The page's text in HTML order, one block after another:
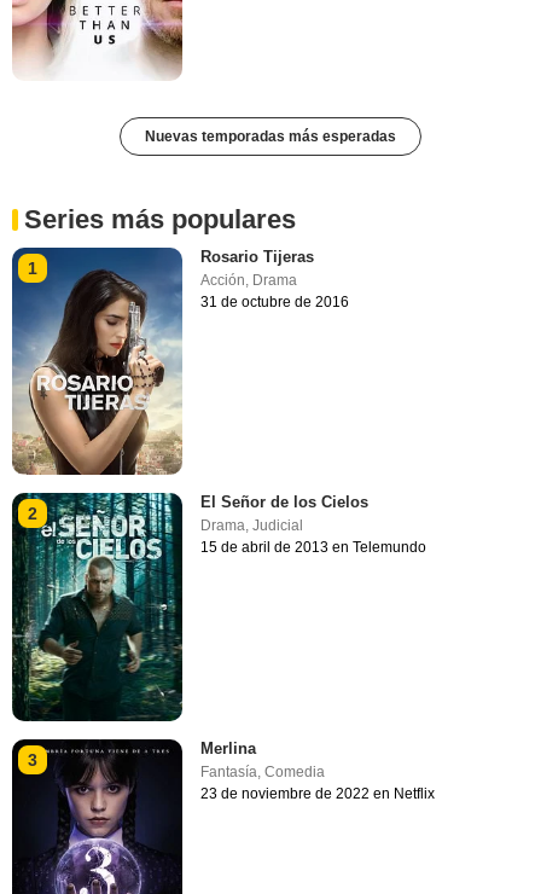
Nuevas temporadas más esperadas
Series más populares
1
Rosario Tijeras
Acción, Drama
31 de octubre de 2016
2
El Señor de los Cielos
Drama,Judicial
15 de abril de 2013 en Telemundo
3
Merlina
Fantasía ,Comedia
23 de noviembre de 2022 en Netflix